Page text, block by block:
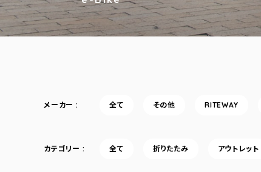
メーカー 全て その他 RITEWAY
カテゴリー 全て 折りたたみ アウトレット